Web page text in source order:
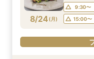
8/24 (月)
9:30〜
15:00〜